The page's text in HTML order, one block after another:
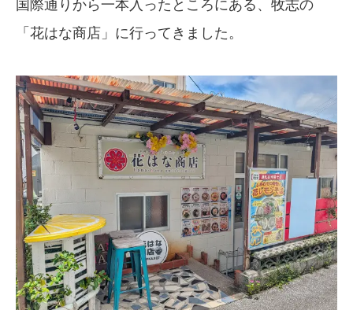
国際通りから一本入ったところにある、牧志の
「花はな商店」に行ってきました。